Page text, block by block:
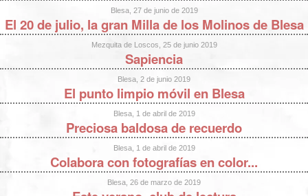
Blesa, 27 de junio de 2019
El 20 de julio, la gran Milla de los Molinos de Blesa
Mezquita de Loscos, 25 de junio 2019
Sapiencia
Blesa, 2 de junio 2019
El punto limpio móvil en Blesa
Blesa, 1 de abril de 2019
Preciosa baldosa de recuerdo
Blesa, 1 de abril de 2019
Colabora con fotografías en color...
Blesa, 26 de marzo de 2019